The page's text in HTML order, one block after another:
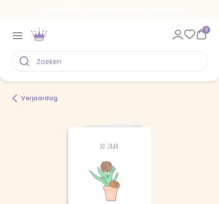
0
Verjaardag